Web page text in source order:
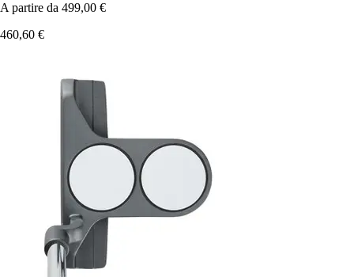
A partire da 499,00 €
460,60 €